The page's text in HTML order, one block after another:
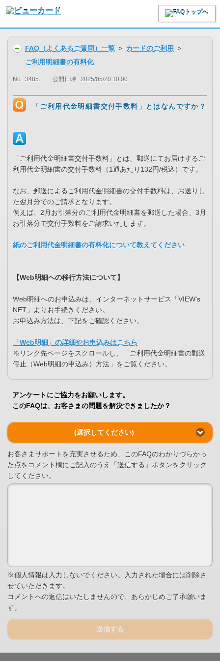
FAQ（よくあるご質問）一覧 > カードのご利用 >
ご利用明細書の有料化
No : 3485 公開日時 : 2025/05/20 10:00
「ご利用代金明細書交付手数料」とはなんですか？
「ご利用代金明細書交付手数料」とは、郵送にてお届けするご
利用代金明細書の交付手数料（1通あたり132円/税込）です。
なお、郵送によるご利用代金明細書の交付手数料は、お送りし
た翌月分でのご請求となります。
例えば、2月お引落分のご利用代金明細書を郵送した場合、3月
お引落分で交付手数料をご請求いたします。
紙のご利用代金明細書の有料化について教えてください
【Web明細への移行方法について】
Web明細へのお申込みは、インターネットサービス「VIEW's
NET」よりお手続きください。
お申込み方法は、下記をご確認ください。
「Web明細」の詳細やお申込みはこちら
※リンク先ページをスクロールし、「ご利用代金明細書の郵送
停止（Web明細の申込み）方法」をご覧ください。
アンケートにご協力をお願いします。
このFAQは、お客さまの問題を解決できましたか？
(選択してください)
お客さまサポートを充実させるため、このFAQのわかりづらかっ
た点をコメント欄にご記入のうえ「送信する」ボタンをクリック
してください。
※個人情報は入力しないでください。入力された場合には削除さ
せていただきます。
コメントへの返信はいたしませんので、あらかじめご了承願いま
す。
送信する